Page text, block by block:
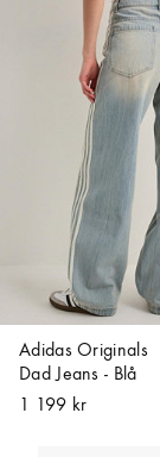
Adidas Originals
Dad Jeans - Blå
1 199 kr